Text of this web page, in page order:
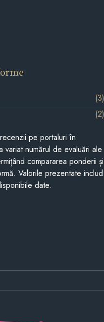
(3)
(2)
pe portaluri în
numărul de evaluări ale
compararea ponderii și
Valorile prezentate includ
date.